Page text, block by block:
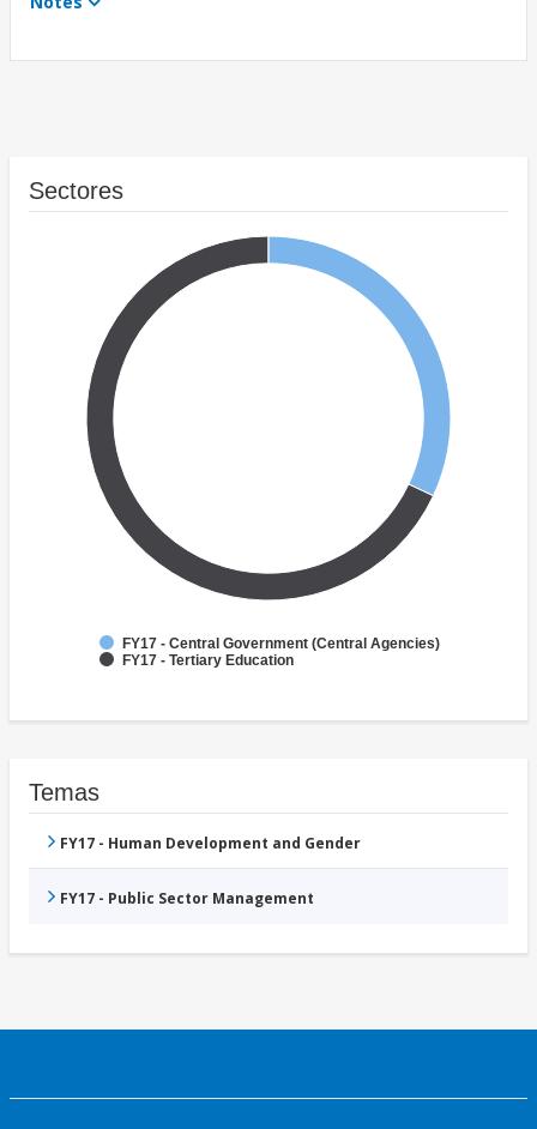
Sectores
FY17 - Central Government (Central Agencies)
FY17 - Tertiary Education
Temas
FY17 - Human Development and Gender
FY17 - Public Sector Management